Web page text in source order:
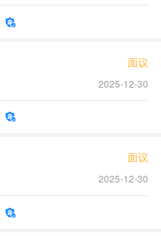
面议
2025-12-30
面议
2025-12-30